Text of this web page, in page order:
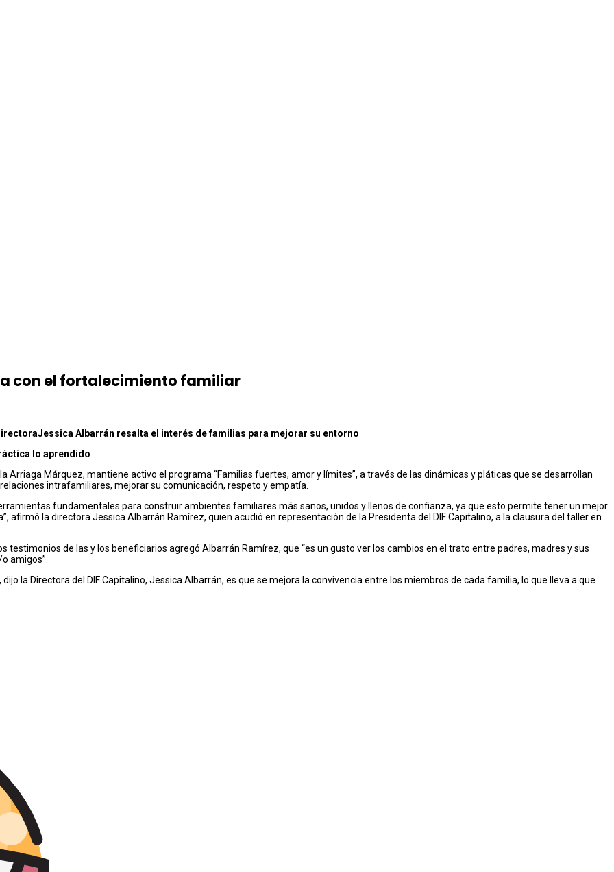
con el fortalecimiento familiar
Jessica Albarrán resalta el interés de familias para mejorar su entorno
lo aprendido
Arriaga Márquez, mantiene activo el programa “Familias fuertes, amor y límites”, a través de las dinámicas y pláticas que se desarrollan
intrafamiliares, mejorar su comunicación, respeto y empatía.
fundamentales para construir ambientes familiares más sanos, unidos y llenos de confianza, ya que esto permite tener un mejor
afirmó la directora Jessica Albarrán Ramírez, quien acudió en representación de la Presidenta del DIF Capitalino, a la clausura del taller en
testimonios de las y los beneficiarios agregó Albarrán Ramírez, que “es un gusto ver los cambios en el trato entre padres, madres y sus
amigos”.
la Directora del DIF Capitalino, Jessica Albarrán, es que se mejora la convivencia entre los miembros de cada familia, lo que lleva a que